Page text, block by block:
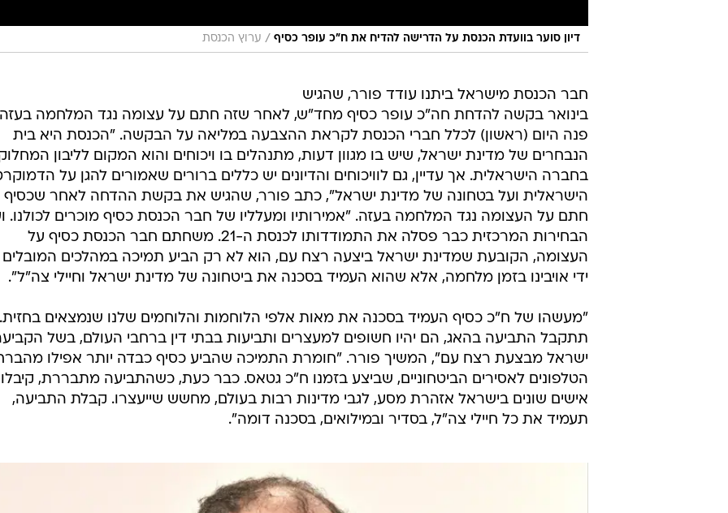
דיון סוער בוועדת הכנסת על הדרישה להדיח את ח"כ עופר כסיף / ערוץ הכנסת
חבר הכנסת מישראל ביתנו עודד פורר, שהגיש
בינואר בקשה להדחת חה"כ עופר כסיף מחד"ש, לאחר שזה חתם על עצומה נגד המלחמה
פנה היום (ראשון) לכלל חברי הכנסת לקראת ההצבעה במליאה על הבקשה. "הכנסת היא בית
הנבחרים של מדינת ישראל, שיש בו מגוון דעות, מתנהלים בו ויכוחים והוא המקום לליבון
בחברה הישראלית. אך עדיין, גם לוויכוחים והדיונים יש כללים ברורים שאמורים להגן על
הישראלית ועל בטחונה של מדינת ישראל", כתב פורר, שהגיש את בקשת ההדחה לאחר שכסיף
חתם על העצומה נגד המלחמה בעזה. "אמירותיו ומעלליו של חבר הכנסת כסיף מוכרים לכולנו.
הבחירות המרכזית כבר פסלה את התמודדותו לכנסת ה-21. משחתם חבר הכנסת כסיף על
העצומה, הקובעת שמדינת ישראל ביצעה רצח עם, הוא לא רק הביע תמיכה במהלכים
ידי אויבינו בזמן מלחמה, אלא שהוא העמיד בסכנה את ביטחונה של מדינת ישראל וחיילי צה"ל".
"מעשהו של ח"כ כסיף העמיד בסכנה את מאות אלפי הלוחמות והלוחמים שלנו שנמצאים בחזית.
תתקבל התביעה בהאג, הם יהיו חשופים למעצרים ותביעות בבתי דין ברחבי העולם, בשל
ישראל מבצעת רצח עם", המשיך פורר. "חומרת התמיכה שהביע כסיף כבדה יותר אפילו
הטלפונים לאסירים הביטחוניים, שביצע בזמנו ח"כ גטאס. כבר כעת, כשהתביעה מתבררת, קיבלו
אישים שונים בישראל אזהרת מסע, לגבי מדינות רבות בעולם, מחשש שייעצרו. קבלת התביעה,
תעמיד את כל חיילי צה"ל, בסדיר ובמילואים, בסכנה דומה".